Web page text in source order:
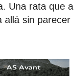
Una rata que a
allá sin parecer